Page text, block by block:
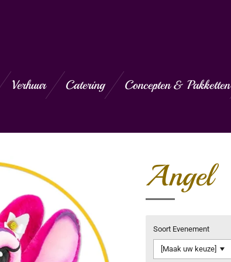
Verhuur Catering Concepten & Pakketten
Angel
Soort Evenement